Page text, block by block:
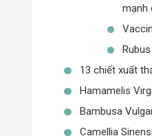
mạnh
13 chiết xuất
Hamamelis
Bambusa
Camellia